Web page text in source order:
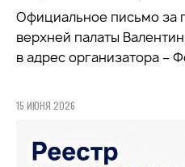
Официальное письмо за
верхней палаты
в адрес организатора –
15 ИЮНЯ 2026